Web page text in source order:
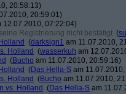
20:58:13)
20:59:01)
12.07.2010, 07:22:04)
Registrierung nicht bestätigt (
(darksign1 am 11.07.2010,
Holland (wasserkuh am
(Bucho am 11.07.2010, 20:59:16)
(Das Hella-S am
Holland (Bucho am 11.07.2010,
vs. Holland (Das Hella-S am